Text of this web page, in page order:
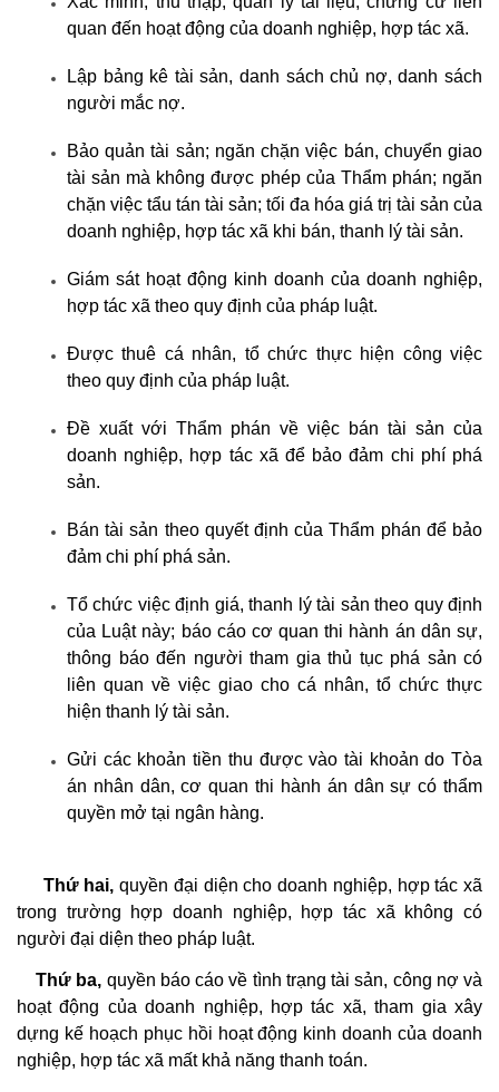
quan đến hoạt động của doanh nghiệp, hợp tác xã.
Lập bảng kê tài sản, danh sách chủ nợ, danh sách
người mắc nợ.
Bảo quản tài sản; ngăn chặn việc bán, chuyển giao
tài sản mà không được phép của Thẩm phán; ngăn
chặn việc tẩu tán tài sản; tối đa hóa giá trị tài sản của
doanh nghiệp, hợp tác xã khi bán, thanh lý tài sản.
Giám sát hoạt động kinh doanh của doanh nghiệp,
hợp tác xã theo quy định của pháp luật.
Được thuê cá nhân, tổ chức thực hiện công việc
theo quy định của pháp luật.
Đề xuất với Thẩm phán về việc bán tài sản của
doanh nghiệp, hợp tác xã để bảo đảm chi phí phá
sản.
Bán tài sản theo quyết định của Thẩm phán để bảo
đảm chi phí phá sản.
Tổ chức việc định giá, thanh lý tài sản theo quy định
của Luật này; báo cáo cơ quan thi hành án dân sự,
thông báo đến người tham gia thủ tục phá sản có
liên quan về việc giao cho cá nhân, tổ chức thực
hiện thanh lý tài sản.
Gửi các khoản tiền thu được vào tài khoản do Tòa
án nhân dân, cơ quan thi hành án dân sự có thẩm
quyền mở tại ngân hàng.
Thứ hai, quyền đại diện cho doanh nghiệp, hợp tác xã
trong trường hợp doanh nghiệp, hợp tác xã không có
người đại diện theo pháp luật.
Thứ ba, quyền báo cáo về tình trạng tài sản, công nợ và
hoạt động của doanh nghiệp, hợp tác xã, tham gia xây
dựng kế hoạch phục hồi hoạt động kinh doanh của doanh
nghiệp, hợp tác xã mất khả năng thanh toán.